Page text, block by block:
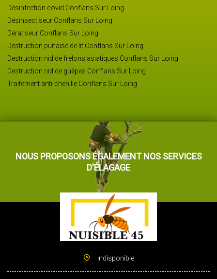
Désinfection covid Conflans Sur Loing
Désinsectiseur Conflans Sur Loing
Dératiseur Conflans Sur Loing
Destruction punaise de lit Conflans Sur Loing
Destruction nid de frelons asiatiques Conflans Sur Loing
Destruction nid de guêpes Conflans Sur Loing
Traitement anti-chenille Conflans Sur Loing
NOUS PROPOSONS ÉGALEMENT NOS SERVICES
D'ÉLAGAGE
indisponible